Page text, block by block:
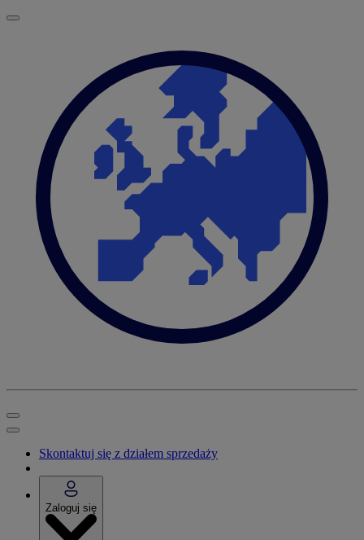
Skontaktuj się z działem sprzedaży
Zaloguj się